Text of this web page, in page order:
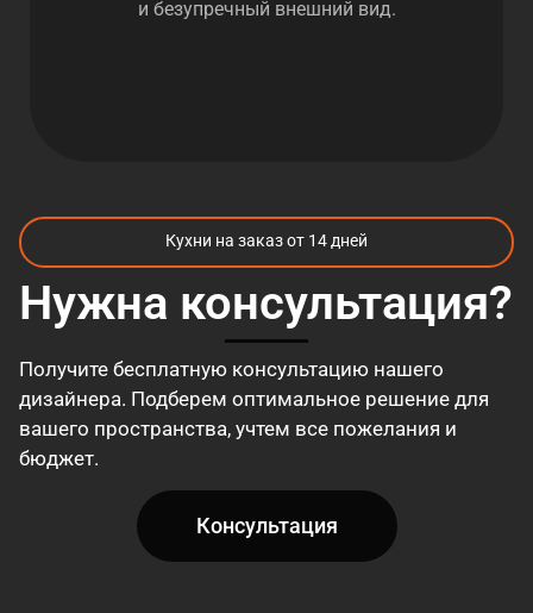
и безупречный внешний вид.
Кухни на заказ от 14 дней
Нужна консультация?
Получите бесплатную консультацию нашего
дизайнера. Подберем оптимальное решение для
вашего пространства, учтем все пожелания и
бюджет.
Консультация